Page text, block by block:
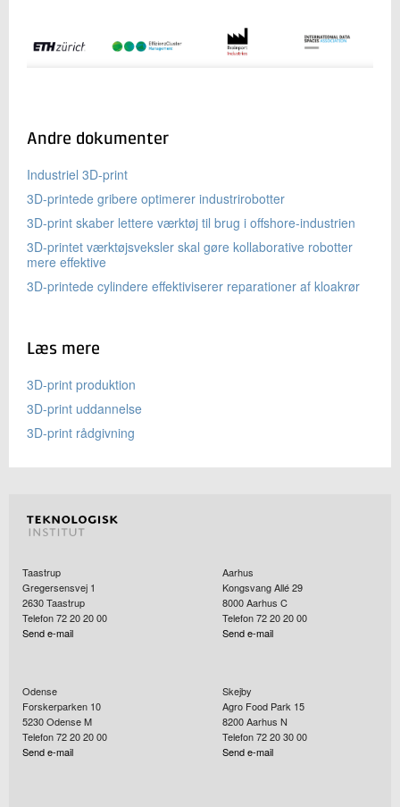
Andre dokumenter
Industriel 3D-print
3D-printede gribere optimerer industrirobotter
3D-print skaber lettere værktøj til brug i offshore-industrien
3D-printet værktøjsveksler skal gøre kollaborative robotter
mere effektive
3D-printede cylindere effektiviserer reparationer af kloakrør
Læs mere
3D-print produktion
3D-print uddannelse
3D-print rådgivning
Taastrup
Gregersensvej 1
2630Taastrup
Telefon 72 20 20 00
Send e-mail
Aarhus
Kongsvang Allé 29
8000Aarhus C
Telefon 72 20 20 00
Send e-mail
Odense
Forskerparken 10
5230Odense M
Telefon 72 20 20 00
Send e-mail
Skejby
Agro Food Park 15
8200Aarhus N
Telefon 72 20 30 00
Send e-mail